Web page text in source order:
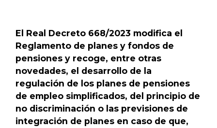
El Real Decreto 668/2023 modifica el
Reglamento de planes y fondos de
pensiones y recoge, entre otras
novedades, el desarrollo de la
regulación de los planes de pensiones
de empleo simplificados, del principio de
no discriminación o las previsiones de
integración de planes en caso de que,